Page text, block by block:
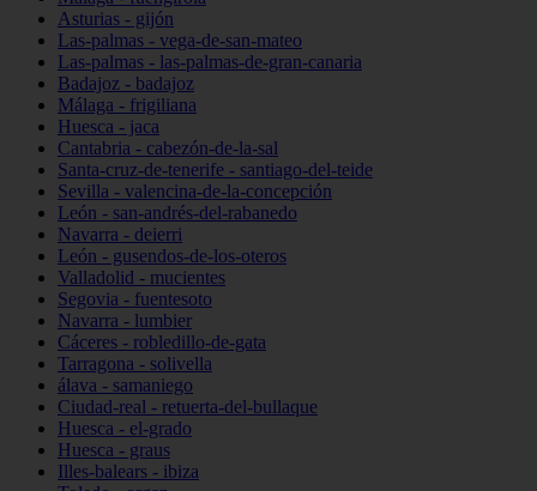
Asturias - gijón
Las-palmas - vega-de-san-mateo
Las-palmas - las-palmas-de-gran-canaria
Badajoz - badajoz
Málaga - frigiliana
Huesca - jaca
Cantabria - cabezón-de-la-sal
Santa-cruz-de-tenerife - santiago-del-teide
Sevilla - valencina-de-la-concepción
León - san-andrés-del-rabanedo
Navarra - deierri
León - gusendos-de-los-oteros
Valladolid - mucientes
Segovia - fuentesoto
Navarra - lumbier
Cáceres - robledillo-de-gata
Tarragona - solivella
álava - samaniego
Ciudad-real - retuerta-del-bullaque
Huesca - el-grado
Huesca - graus
Illes-balears - ibiza